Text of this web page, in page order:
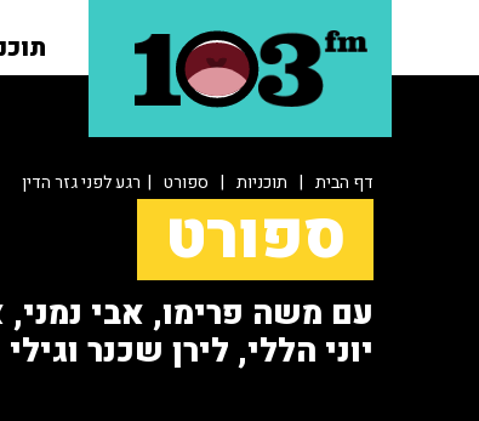
דף הבית | תוכניות | ספורט | רגע לפני גזר הדין
ספורט
עם משה פרימו, אבי נמני,
יוני הללי, לירן שכנר